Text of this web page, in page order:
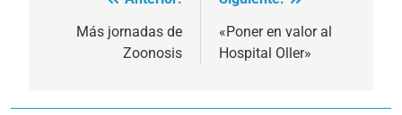
Más jornadas de
Zoonosis
«Poner en valor al
Hospital Oller»